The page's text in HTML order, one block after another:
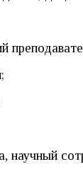
научный